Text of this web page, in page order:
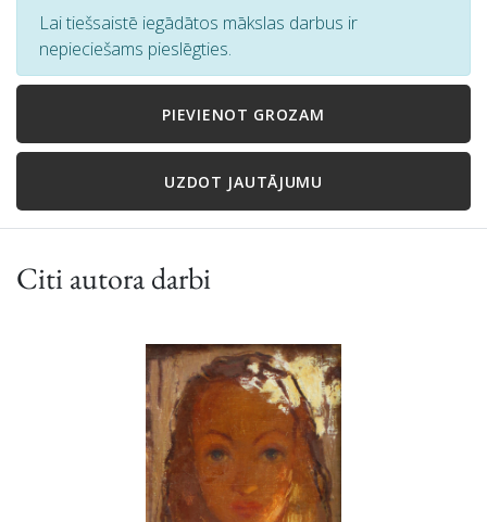
Lai tiešsaistē iegādātos mākslas darbus ir
nepieciešams pieslēgties.
PIEVIENOT GROZAM
UZDOT JAUTĀJUMU
Citi autora darbi